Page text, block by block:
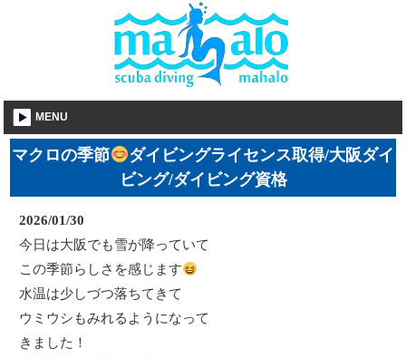
MENU
マクロの季節
ダイビングライセンス取得/大阪ダイ
ビング/ダイビング資格
2026/01/30
今日は大阪でも雪が降っていて
この季節らしさを感じます
水温は少しづつ落ちてきて
ウミウシもみれるようになって
きました！